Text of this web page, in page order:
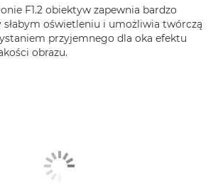
F1.2 obiektyw zapewnia bardzo
słabym oświetleniu i umożliwia twórczą
przyjemnego dla oka efektu
obrazu.